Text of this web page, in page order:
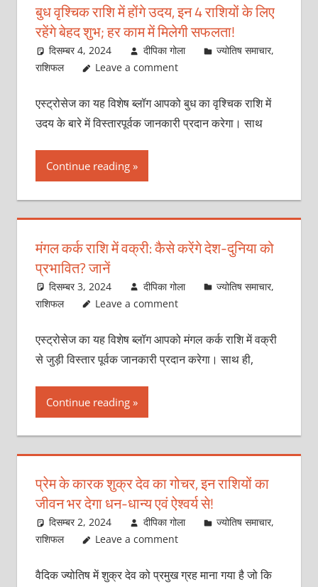
बुध वृश्चिक राशि में होंगे उदय, इन 4 राशियों के लिए
रहेंगे बेहद शुभ; हर काम में मिलेगी सफलता!
दिसम्बर 4, 2024 दीपिका गोला ज्योतिष समाचार,
राशिफल
Leave a comment
एस्ट्रोसेज का यह विशेष ब्लॉग आपको बुध का वृश्चिक राशि में
उदय के बारे में विस्तारपूर्वक जानकारी प्रदान करेगा। साथ
Continue reading
मंगल कर्क राशि में वक्री: कैसे करेंगे देश-दुनिया को
प्रभावित? जानें
दिसम्बर 3, 2024 दीपिका गोला ज्योतिष समाचार,
राशिफल
Leave a comment
एस्ट्रोसेज का यह विशेष ब्लॉग आपको मंगल कर्क राशि में वक्री
से जुड़ी विस्तार पूर्वक जानकारी प्रदान करेगा। साथ ही,
Continue reading
प्रेम के कारक शुक्र देव का गोचर, इन राशियों का
जीवन भर देगा धन-धान्य एवं ऐश्वर्य से!
दिसम्बर 2, 2024 दीपिका गोला ज्योतिष समाचार,
राशिफल
Leave a comment
वैदिक ज्योतिष में शुक्र देव को प्रमुख ग्रह माना गया है जो कि